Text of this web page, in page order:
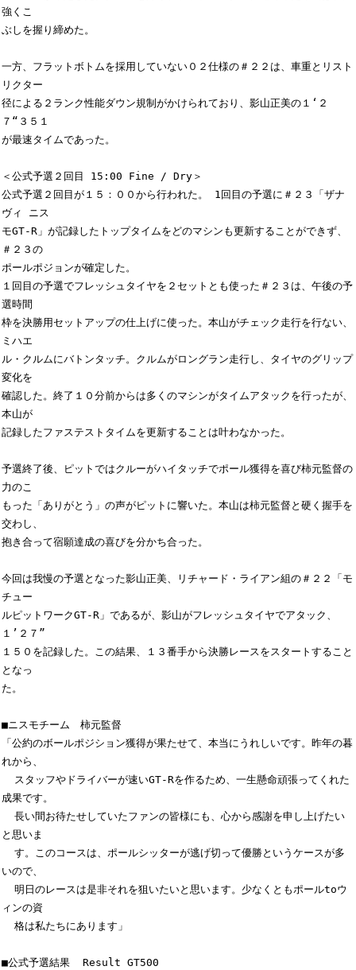
強くこ
ぶしを握り締めた。
一方、フラットボトムを採用していない０２仕様の＃２２は、車重とリスト
リクター
径による２ランク性能ダウン規制がかけられており、影山正美の１‘２
７“３５１
が最速タイムであった。
＜公式予選２回目 15:00 Fine / Dry＞
公式予選２回目が１５：００から行われた。 1回目の予選に＃２３「ザナ
ヴィ ニス
モGT-R」が記録したトップタイムをどのマシンも更新することができず、
＃２３の
ポールポジョンが確定した。
１回目の予選でフレッシュタイヤを２セットとも使った＃２３は、午後の予
選時間
枠を決勝用セットアップの仕上げに使った。本山がチェック走行を行ない、
ミハエ
ル・クルムにバトンタッチ。クルムがロングラン走行し、タイヤのグリップ
変化を
確認した。終了１０分前からは多くのマシンがタイムアタックを行ったが、
本山が
記録したファステストタイムを更新することは叶わなかった。
予選終了後、ピットではクルーがハイタッチでポール獲得を喜び柿元監督の
力のこ
もった「ありがとう」の声がピットに響いた。本山は柿元監督と硬く握手を
交わし、
抱き合って宿願達成の喜びを分かち合った。
今回は我慢の予選となった影山正美、リチャード・ライアン組の＃２２「モ
チュー
ルピットワークGT-R」であるが、影山がフレッシュタイヤでアタック、
１’２７”
１５０を記録した。この結果、１３番手から決勝レースをスタートすること
となっ
た。
■ニスモチーム　柿元監督
「公約のボールポジション獲得が果たせて、本当にうれしいです。昨年の暮
れから、
成果です。
と思いま
いので、
ィンの資
■公式予選結果  Result GT500